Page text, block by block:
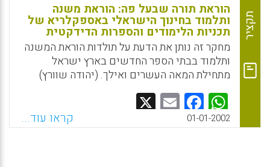
תקציר
הוראת תורה שבעל פה: הוראת משנה
ותלמוד בחינוך הישראלי באספקלריא של
תכניות הלימודים והספרות הדידקטית
מחקר זה נותן את הדעת על תולדות הוראת המשנה
ותלמוד בבתי הספר החדשים בארץ ישראל
מתחילת המאה העשרים ואילך. (יהודה שוורץ)
WhatsApp
Facebook
Email
01-01-2002 קראו עוד...